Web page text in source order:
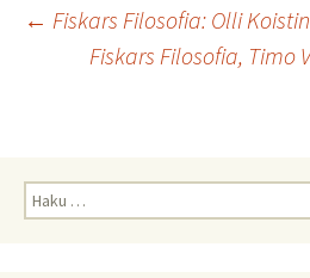
Artikkelien
selaus
← Fiskars Filosofia: Olli
Fiskars Filosofia, Timo
Haku: